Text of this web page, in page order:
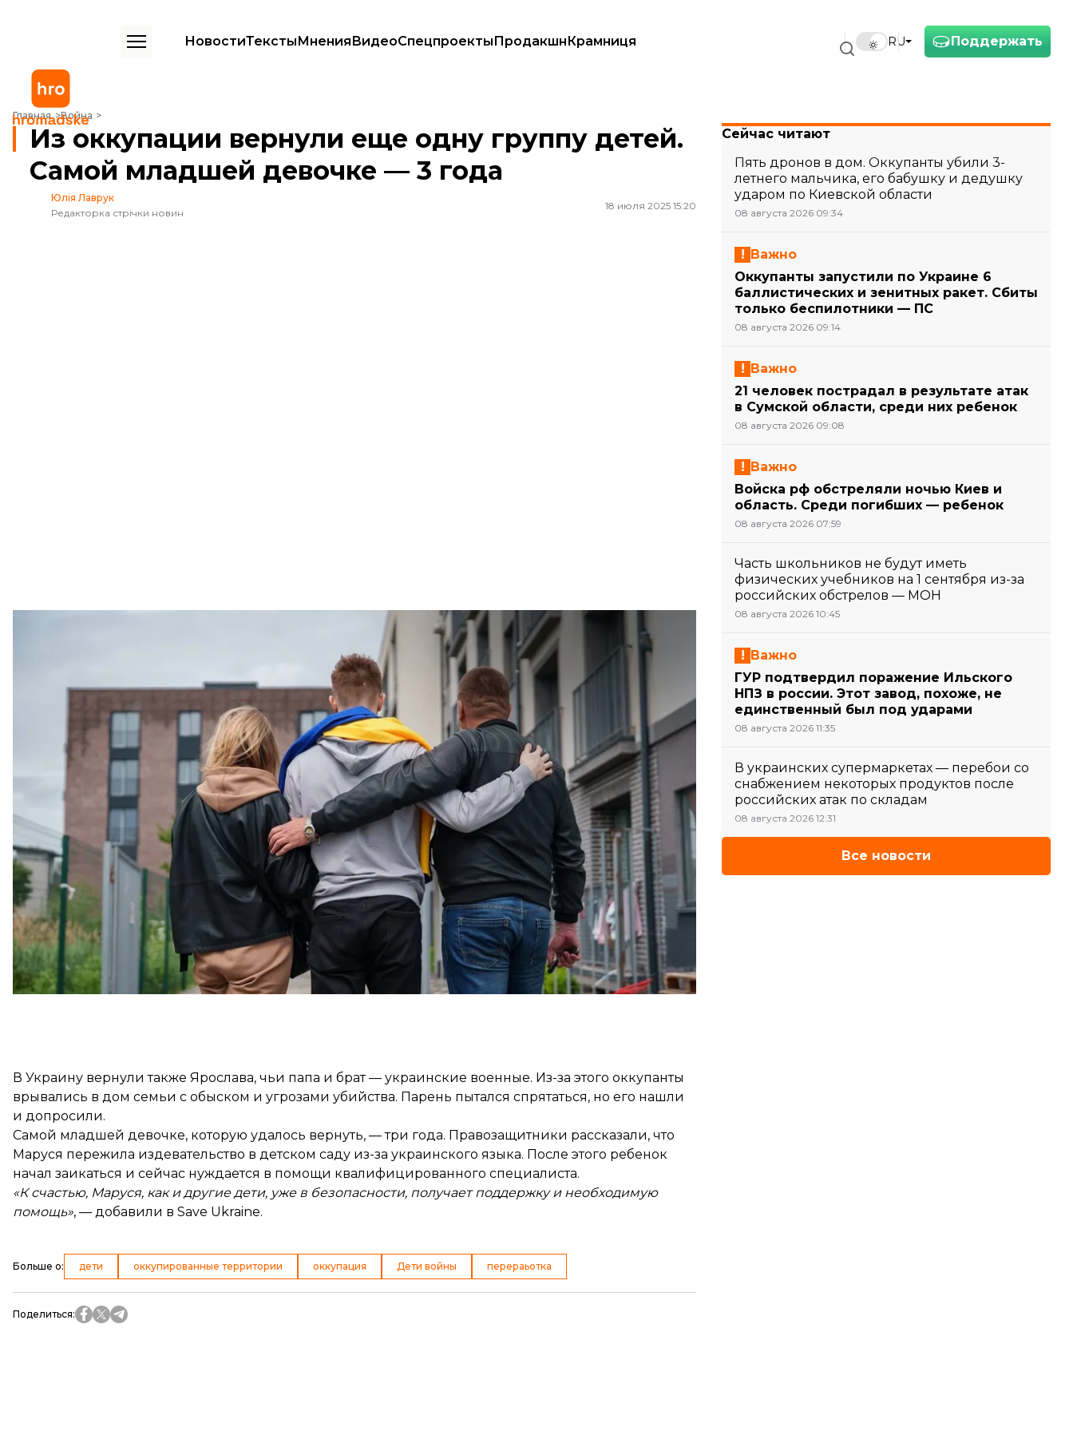
Поддержать
RU
НовостиТекстыМненияВидеоСпецпроектыПродакшнКрамниця
Главная Война
Из оккупации вернули еще одну группу детей. Самой младшей девочке — 3 года
Из оккупации вернули еще одну группу детей.
Самой младшей девочке — 3 года
Юлія Лаврук
Редакторка стрічки новин
18 июля 2025 15:20
Иллюстративное фото
Telegram / Заривна
С временно оккупированных территорий в Украину удалось вернуть еще одну группу детей.
в социальных сетях организации Save Ukraine и инициативе Bring Kids Back UA.
Среди спасенных есть 17-летние ребята, пережившие допросы, обыски и преследования со
стороны оккупантов. Так, на Владислава
донесли в ФСБ из-за того, что он отказывался ходить в
российскую школу. Поэтому его маму вызывали в участок, где угрожали лишением родительских
Также правозащитники рассказали, что вернуть удалось двух ребят, которых допрашивали
вооруженные российские военные, потому что подозревали их в сотрудничестве с ВСУ. По
информации Save Ukraine, их друга замучили до смерти во время допросов, а близкую подругу
изнасиловали.
В Украину вернули также Ярослава, чьи папа и брат — украинские военные. Из-за этого оккупанты
врывались в дом семьи с обыском и угрозами убийства. Парень пытался спрятаться, но его нашли
и допросили.
Самой младшей девочке, которую удалось вернуть, — три года. Правозащитники рассказали, что
Маруся пережила издевательство в детском саду из-за украинского языка. После этого ребенок
начал заикаться и сейчас нуждается в помощи квалифицированного специалиста.
«К счастью, Маруся, как и другие дети, уже в безопасности, получает поддержку и необходимую
помощь», — добавили в Save Ukraine.
Больше о: дети оккупированные территории оккупация Дети войны перераьотка
Поделиться:
Сейчас читают
Пять дронов в дом. Оккупанты убили 3-
летнего мальчика, его бабушку и дедушку
ударом по Киевской области
08 августа 2026 09:34
Важно
Оккупанты запустили по Украине 6
баллистических и зенитных ракет. Сбиты
только беспилотники — ПС
08 августа 2026 09:14
Важно
21 человек пострадал в результате атак
в Сумской области, среди них ребенок
08 августа 2026 09:08
Важно
Войска рф обстреляли ночью Киев и
область. Среди погибших — ребенок
08 августа 2026 07:59
Часть школьников не будут иметь
физических учебников на 1 сентября из-за
российских обстрелов — МОН
08 августа 2026 10:45
Важно
ГУР подтвердил поражение Ильского
НПЗ в россии. Этот завод, похоже, не
единственный был под ударами
08 августа 2026 11:35
В украинских супермаркетах — перебои со
снабжением некоторых продуктов после
российских атак по складам
08 августа 2026 12:31
Все новости